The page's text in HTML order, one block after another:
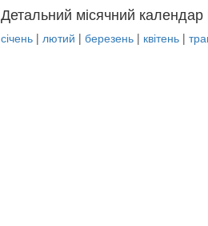
Детальний місячний календар
січень| лютий | березень| квітень|